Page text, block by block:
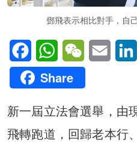
鄧飛表示相比對手，自
FacebookWhatsAppWeChatEmail
Share
新一屆立法會選舉，由
飛轉跑道，回歸老本行